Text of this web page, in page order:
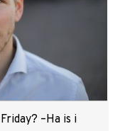
–Ha is i